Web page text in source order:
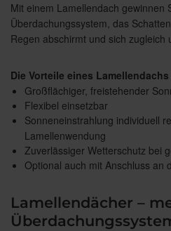
Mit einem Lamellendach gewinnen
Überdachungssystem, das
Regen abschirmt und sich zugleich
Die Vorteile eines
Großflächiger, freistehender
Flexibel einsetzbar
Sonneneinstrahlung individuell
Lamellenwendung
Zuverlässiger Wetterschutz bei
Optional auch mit Anschluss an
Lamellendächer –